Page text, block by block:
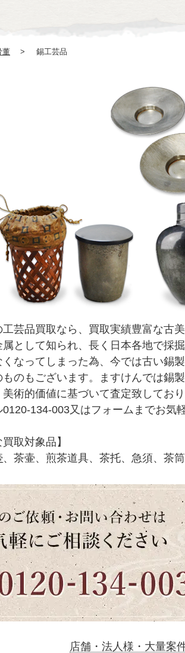
董 錫工芸品
工芸品買取なら、買取実績豊富な古
属として知られ、長く日本各地で採
くなってしまった為、今では古い錫
ものもございます。ますけんでは錫
美術的価値に基づいて査定致してお
134-003又はフォームまでお気
取対象品】
、茶壷、煎茶道具、茶托、急須、茶
店舗・法人様・大量案